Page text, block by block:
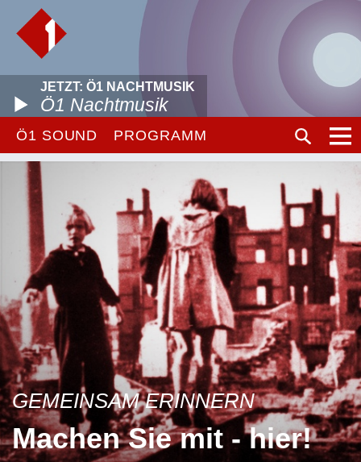
JETZT: Ö1 NACHTMUSIK
Ö1 Nachtmusik
Ö1 SOUND PROGRAMM
GEMEINSAM ERINNERN
Machen Sie mit - hier!